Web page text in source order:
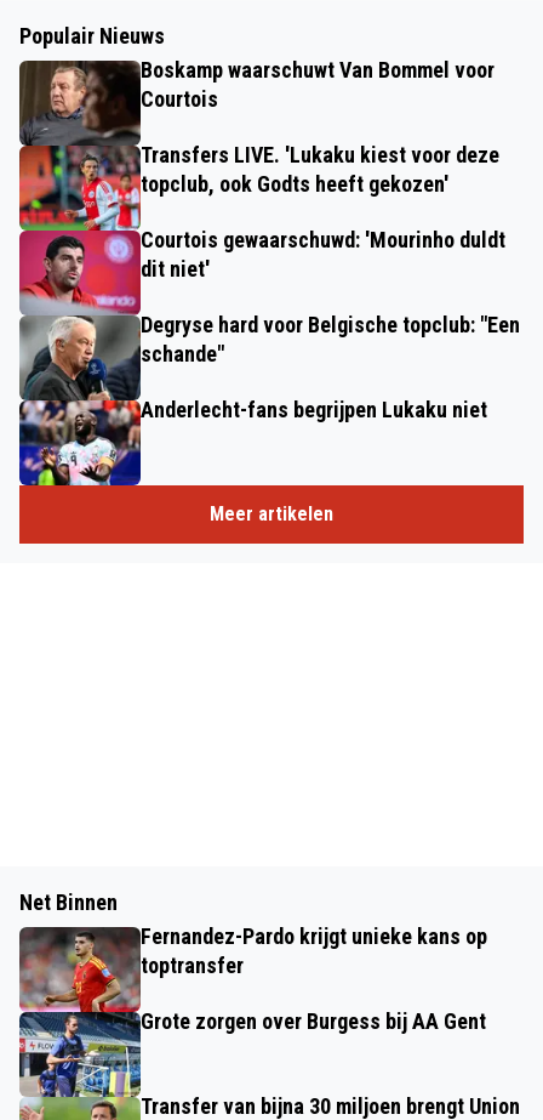
Populair Nieuws
Boskamp waarschuwt Van Bommel voor
Courtois
Transfers LIVE. 'Lukaku kiest voor deze
topclub, ook Godts heeft gekozen'
Courtois gewaarschuwd: 'Mourinho duldt
dit niet'
Degryse hard voor Belgische topclub: "Een
schande"
Anderlecht-fans begrijpen Lukaku niet
Meer artikelen
Net Binnen
Fernandez-Pardo krijgt unieke kans op
toptransfer
Grote zorgen over Burgess bij AA Gent
Transfer van bijna 30 miljoen brengt Union